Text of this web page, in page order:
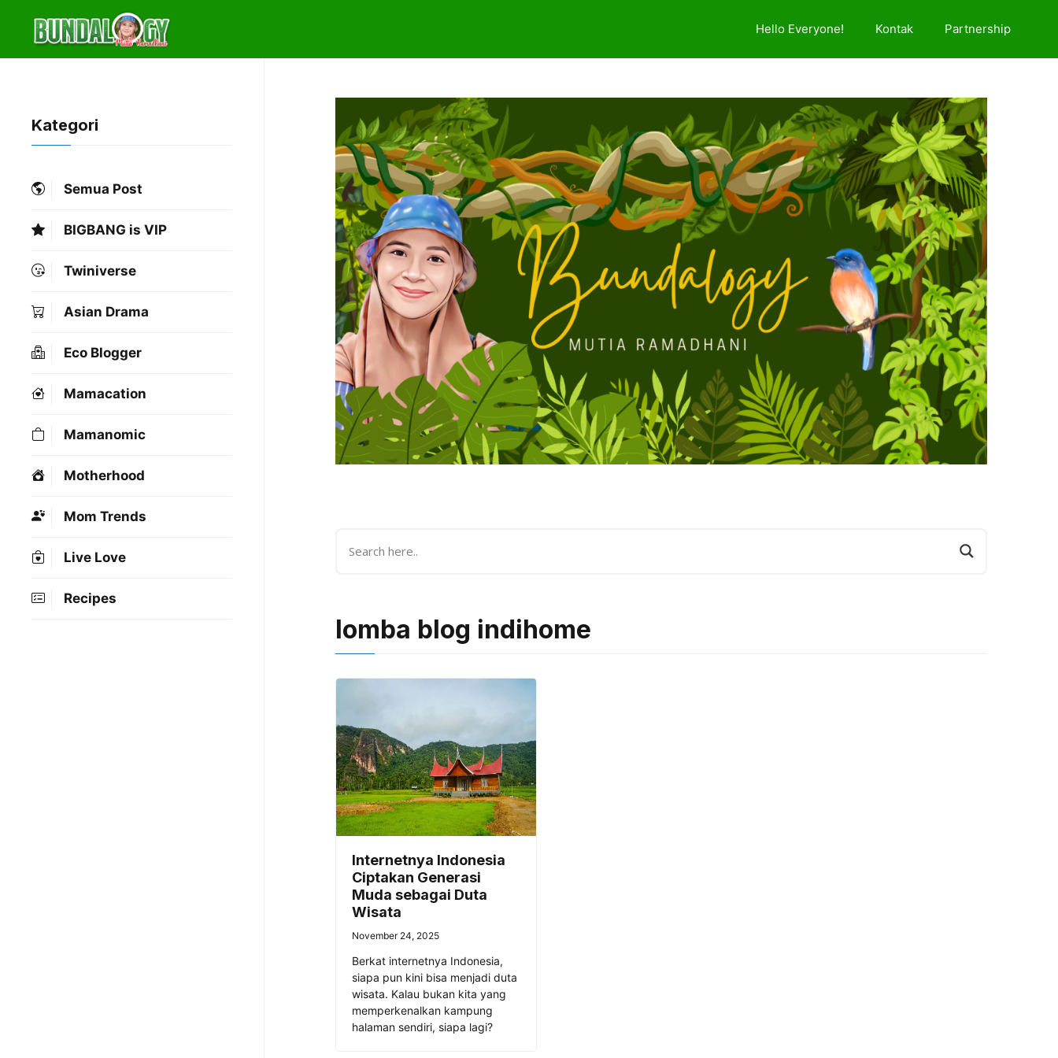
content
Hello Everyone! Kontak Partnership
lomba blog indihome
Internetnya Indonesia
Ciptakan Generasi
Muda sebagai Duta
Wisata
November 24, 2025
Berkat internetnya Indonesia,
siapa pun kini bisa menjadi duta
wisata. Kalau bukan kita yang
memperkenalkan kampung
halaman sendiri, siapa lagi?
Kategori
Semua Post
BIGBANG is VIP
Twiniverse
Asian Drama
Eco Blogger
Mamacation
Mamanomic
Motherhood
Mom Trends
Live Love
Recipes